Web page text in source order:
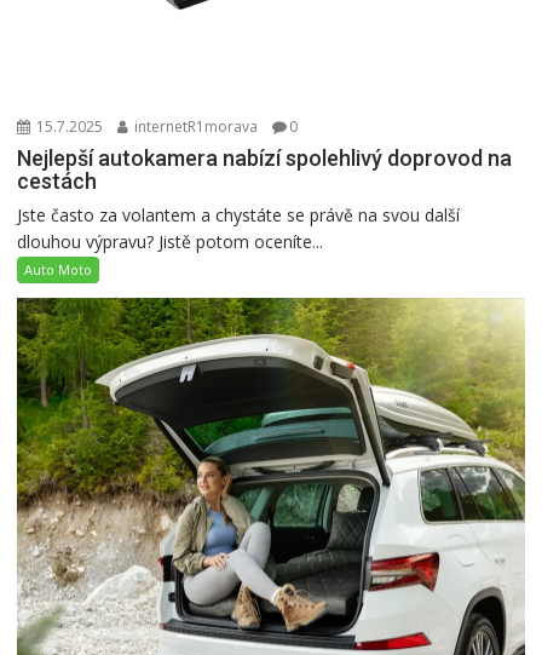
15.7.2025 internetR1morava 0
Nejlepší autokamera nabízí spolehlivý doprovod na
cestách
Jste často za volantem a chystáte se právě na svou další
dlouhou výpravu? Jistě potom oceníte...
Auto Moto